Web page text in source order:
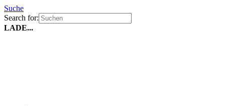
Suche
Search for:
LADE...